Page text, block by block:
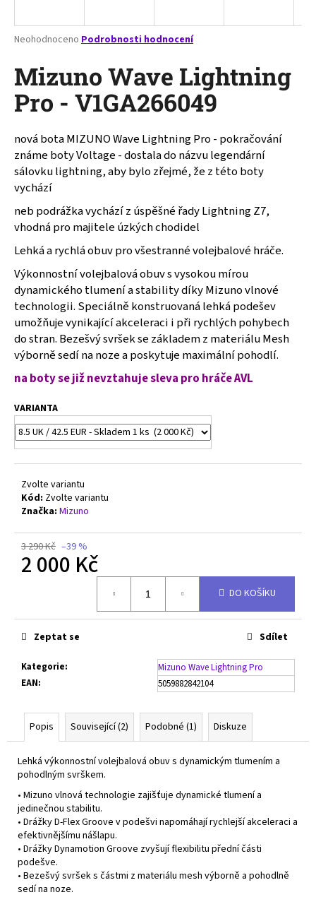
Průměrné
produktu
je
0,0
z
hvězdiček.
Neohodnoceno Podrobnosti hodnocení
Mizuno Wave Lightning
Pro - V1GA266049
nová bota MIZUNO Wave Lightning Pro - pokračování
známe boty Voltage - dostala do názvu legendární
sálovku lightning, aby bylo zřejmé, že z této boty
vychází
neb podrážka vychází z úspěšné řady Lightning Z7,
vhodná pro majitele úzkých chodidel
Lehká a rychlá obuv pro všestranné volejbalové hráče.
Výkonnostní volejbalová obuv s vysokou mírou
dynamického tlumení a stability díky Mizuno vlnové
technologii. Speciálně konstruovaná lehká podešev
umožňuje vynikající akceleraci i při rychlých pohybech
do stran. Bezešvý svršek se základem z materiálu Mesh
výborně sedí na noze a poskytuje maximální pohodlí.
na boty se již nevztahujesleva pro hráče AVL
VARIANTA
Zvolte variantu
Kód: Zvolte variantu
Značka: Mizuno
3 290 Kč –39 %
2 000 Kč
DO KOŠÍKU
Kategorie:
Mizuno Wave Lightning Pro
EAN: 5059882842104
Zeptat se Sdílet
Popis Související (2) Podobné (1) Diskuze
Lehká výkonnostní volejbalová obuv s dynamickým tlumením a
pohodlným svrškem.
• Mizuno vlnová technologie zajišťuje dynamické tlumení a
jedinečnou stabilitu.
• Drážky D-Flex Groove v podešvi napomáhají rychlejší akceleraci a
efektivnějšímu nášlapu.
• Drážky Dynamotion Groove zvyšují flexibilitu přední části
podešve.
• Bezešvý svršek s částmi z materiálu mesh výborně a pohodlně
sedí na noze.
j
t
?
HLEDAT
D
p
o
r
u
č
u
j
e
m
MIZUNO
WAVE
LIGHTNING
V1GC266073
Kč
Původně:
290